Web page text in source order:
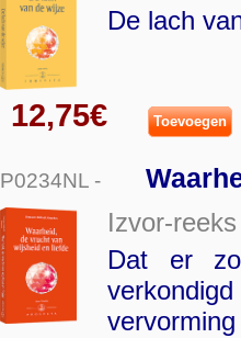
De lach
12,75€ Toevoegen
P0234NL -
Izvor-reeks
Dat er